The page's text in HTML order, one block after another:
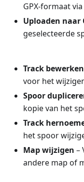
GPX-formaat
Uploaden naar
geselecteerde
Track bewerken
voor het
Spoor
kopie van het
Track
het spoor
Map wijzigen –
andere map of